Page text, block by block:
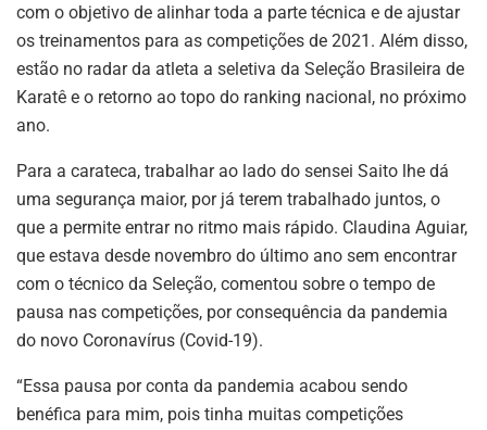
com o objetivo de alinhar toda a parte técnica e de ajustar
os treinamentos para as competições de 2021. Além disso,
estão no radar da atleta a seletiva da Seleção Brasileira de
Karatê e o retorno ao topo do ranking nacional, no próximo
ano.
Para a carateca, trabalhar ao lado do sensei Saito lhe dá
uma segurança maior, por já terem trabalhado juntos, o
que a permite entrar no ritmo mais rápido. Claudina Aguiar,
que estava desde novembro do último ano sem encontrar
com o técnico da Seleção, comentou sobre o tempo de
pausa nas competições, por consequência da pandemia
do novo Coronavírus (Covid-19).
“Essa pausa por conta da pandemia acabou sendo
benéfica para mim, pois tinha muitas competições